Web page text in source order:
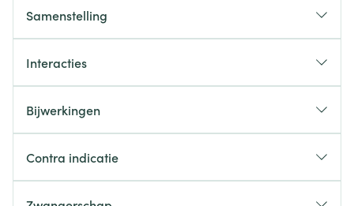
Samenstelling
Interacties
Bijwerkingen
Contra indicatie